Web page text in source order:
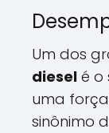
Um dos
diesel é o
uma
sinônimo